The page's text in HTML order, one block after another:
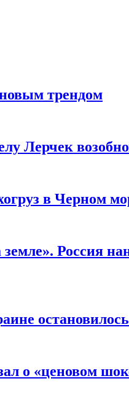
трендом
Лерчек
в Черном
Россия
о «ценовом